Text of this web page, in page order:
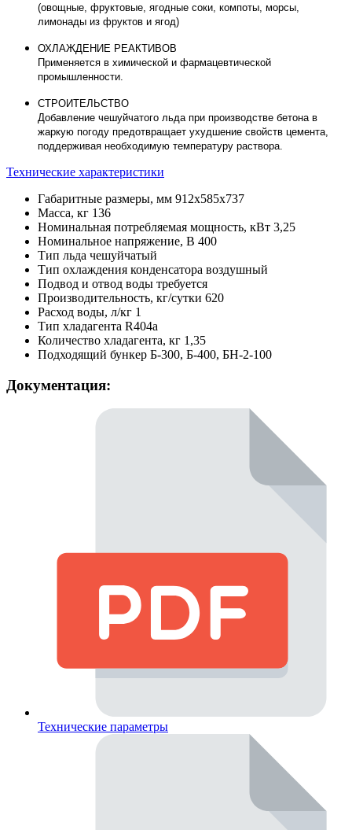
(овощные, фруктовые, ягодные соки, компоты, морсы,
лимонады из фруктов и ягод)
ОХЛАЖДЕНИЕ РЕАКТИВОВ
Применяется в химической и фармацевтической
промышленности.
СТРОИТЕЛЬСТВО
Добавление чешуйчатого льда при производстве бетона в
жаркую погоду предотвращает ухудшение свойств цемента,
поддерживая необходимую температуру раствора.
Технические характеристики
Габаритные размеры, мм 912х585х737
Масса, кг 136
Номинальная потребляемая мощность, кВт 3,25
Номинальное напряжение, В 400
Тип льда чешуйчатый
Тип охлаждения конденсатора воздушный
Подвод и отвод воды требуется
Производительность, кг/сутки 620
Расход воды, л/кг 1
Тип хладагента R404a
Количество хладагента, кг 1,35
Подходящий бункер Б-300, Б-400, БН-2-100
Документация:
Технические параметры